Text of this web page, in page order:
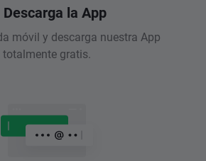
Descarga la App
móvil y descarga nuestra App
totalmente gratis.